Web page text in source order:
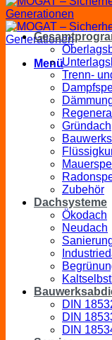
Menü
Trenn-
Gründach
Zubehör
Dachsysteme
Ökodach
Neudach
DIN
DIN
DIN